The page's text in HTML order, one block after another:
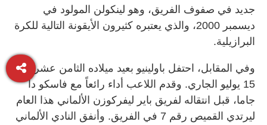
جديد في صفوف الفريق، وهو لينكولن المولود في
ديسمبر 2000، والذي يعتبره كثيرون الأيقونة التالية للكرة
البرازيلية.
وفي المقابل، احتفل باولينيو بعيد ميلاده الثامن عشر في
15 يوليو الجاري. وقدم اللاعب أداء رائعاً مع فاسكو دا
جاما، قبل انتقاله لفريق باير ليفركوزن الألماني هذا العام
ليرتدي القميص رقم 7 في الفريق. وأنفق النادي الألماني